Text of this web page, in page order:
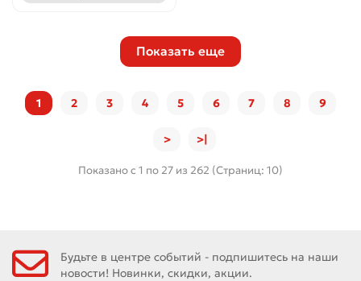
Показать еще
1 2 3 4 5 6 7 8 9
> >|
Показано с 1 по 27 из 262 (Страниц: 10)
Будьте в центре событий - подпишитесь на наши
новости! Новинки, скидки, акции.